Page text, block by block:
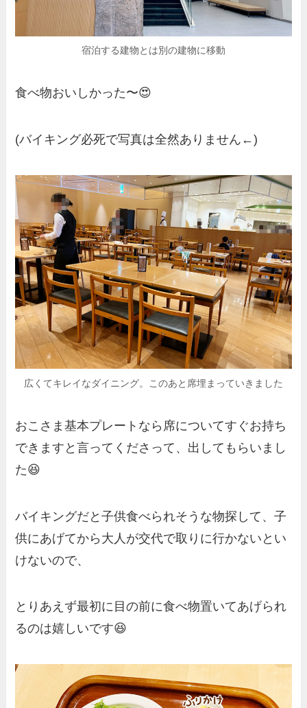
宿泊する建物とは別の建物に移動
食べ物おいしかった〜😍
(バイキング必死で写真は全然ありません←)
広くてキレイなダイニング。このあと席埋まっていきました
おこさま基本プレートなら席についてすぐお持ち
できますと言ってくださって、出してもらいまし
た😆
バイキングだと子供食べられそうな物探して、子
供にあげてから大人が交代で取りに行かないとい
けないので、
とりあえず最初に目の前に食べ物置いてあげられ
るのは嬉しいです😆